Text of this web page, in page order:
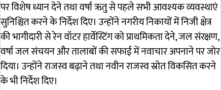
पर विशेष ध्यान देने तथा वर्षा ऋतु से पहले सभी आवश्यक व्यवस्थाएं
सुनिश्चित करने के निर्देश दिए। उन्होंने नगरीय निकायों में निजी क्षेत्र
की भागीदारी से रेन वॉटर हार्वेस्टिंग को प्राथमिकता देने, जल संरक्षण,
वर्षा जल संचयन और तालाबों की सफाई में नवाचार अपनाने पर जोर
दिया। उन्होंने राजस्व बढ़ाने तथा नवीन राजस्व स्रोत विकसित करने
के भी निर्देश दिए।